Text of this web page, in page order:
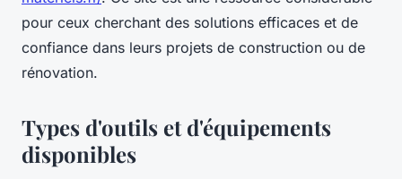
pour ceux cherchant des solutions efficaces et de
confiance dans leurs projets de construction ou de
rénovation.
Types d'outils et d'équipements
disponibles